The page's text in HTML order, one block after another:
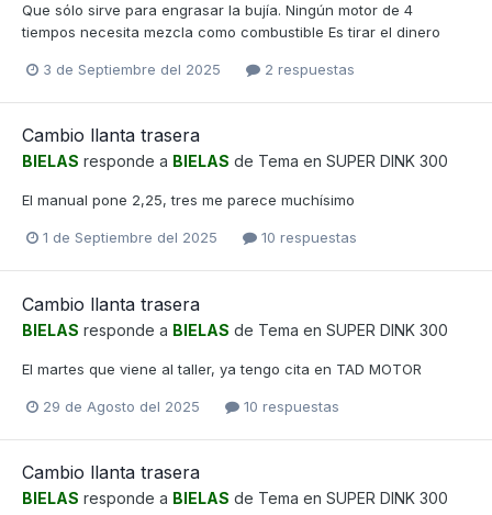
Que sólo sirve para engrasar la bujía. Ningún motor de 4
tiempos necesita mezcla como combustible Es tirar el dinero
3 de Septiembre del 2025 2 respuestas
Cambio llanta trasera
BIELAS responde a BIELAS de Tema en SUPER DINK 300
El manual pone 2,25, tres me parece muchísimo
1 de Septiembre del 2025 10 respuestas
Cambio llanta trasera
BIELAS responde a BIELAS de Tema en SUPER DINK 300
El martes que viene al taller, ya tengo cita en TAD MOTOR
29 de Agosto del 2025 10 respuestas
Cambio llanta trasera
BIELAS responde a BIELAS de Tema en SUPER DINK 300